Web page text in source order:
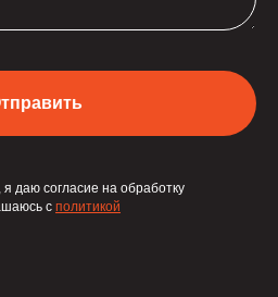
даю согласие на обработку
с политикой